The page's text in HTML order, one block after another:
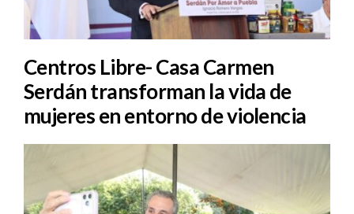
Centros Libre- Casa Carmen
Serdán transforman la vida de
mujeres en entorno de violencia